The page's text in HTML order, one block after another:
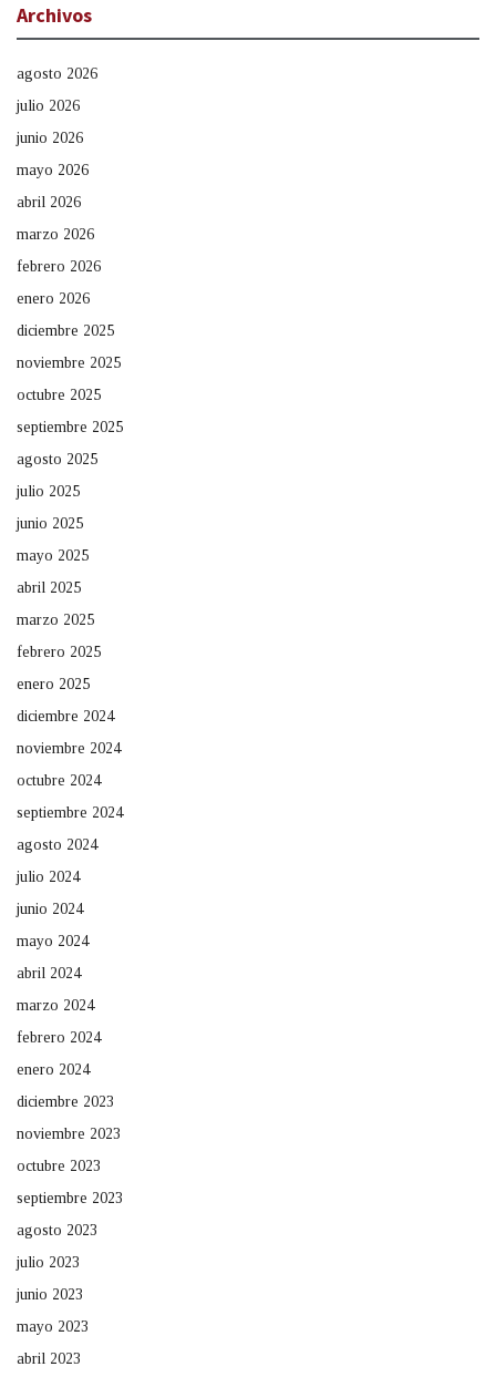
Archivos
agosto 2026
julio 2026
junio 2026
mayo 2026
abril 2026
marzo 2026
febrero 2026
enero 2026
diciembre 2025
noviembre 2025
octubre 2025
septiembre 2025
agosto 2025
julio 2025
junio 2025
mayo 2025
abril 2025
marzo 2025
febrero 2025
enero 2025
diciembre 2024
noviembre 2024
octubre 2024
septiembre 2024
agosto 2024
julio 2024
junio 2024
mayo 2024
abril 2024
marzo 2024
febrero 2024
enero 2024
diciembre 2023
noviembre 2023
octubre 2023
septiembre 2023
agosto 2023
julio 2023
junio 2023
mayo 2023
abril 2023